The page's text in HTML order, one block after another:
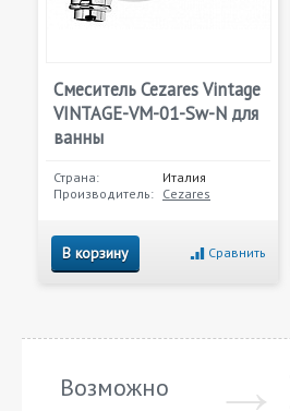
Смеситель Cezares Vintage
VINTAGE-VM-01-Sw-N для
ванны
Страна:
Италия
Производитель: Cezares
В корзину Сравнить
Возможно